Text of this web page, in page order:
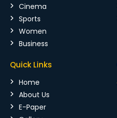
Cinema
Sports
Women
Business
Quick Links
Home
About Us
E-Paper